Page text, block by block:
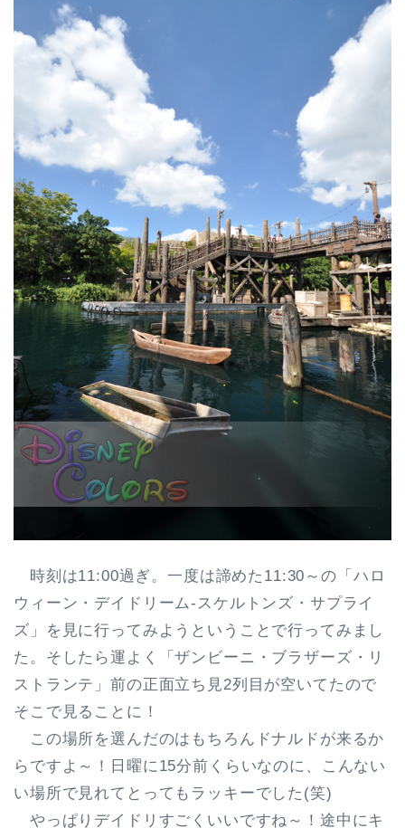
時刻は11:00過ぎ。一度は諦めた11:30～の「ハロ
ウィーン・デイドリーム-スケルトンズ・サプライ
ズ」を見に行ってみようということで行ってみまし
た。そしたら運よく「ザンビーニ・ブラザーズ・リ
ストランテ」前の正面立ち見2列目が空いてたので
そこで見ることに！
この場所を選んだのはもちろんドナルドが来るか
らですよ～！日曜に15分前くらいなのに、こんない
い場所で見れてとってもラッキーでした(笑)
やっぱりデイドリすごくいいですね～！途中にキ